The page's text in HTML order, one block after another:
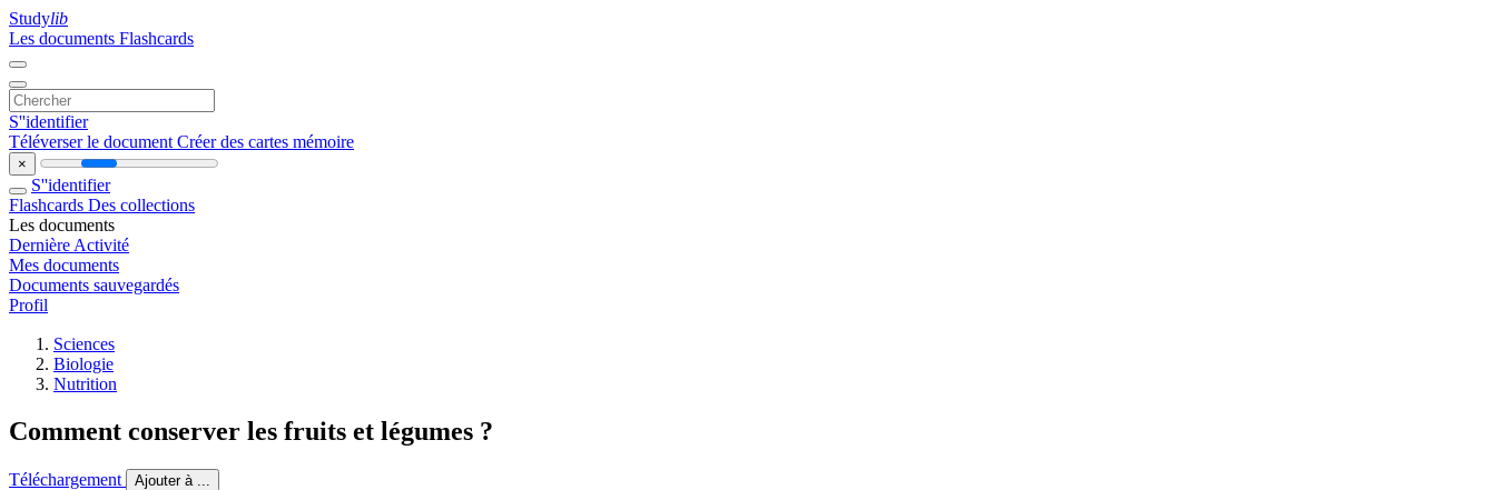
Studylib
Les documents Flashcards
S''identifier
Téléverser le document Créer des cartes mémoire
×
S''identifier
Flashcards Des collections
Les documents
Dernière Activité
Mes documents
Documents sauvegardés
Profil
Sciences
Biologie
Nutrition
Comment conserver les fruits et légumes ?
Téléchargement Ajouter à ...